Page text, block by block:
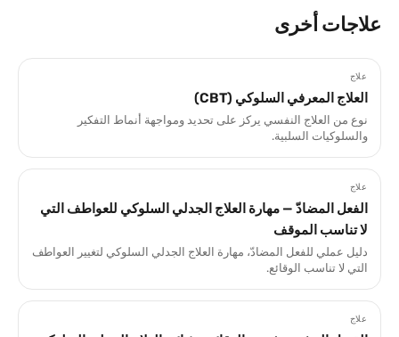
علاجات أخرى
علاج
العلاج المعرفي السلوكي (CBT)
نوع من العلاج النفسي يركز على تحديد ومواجهة أنماط التفكير
والسلوكيات السلبية.
علاج
الفعل المضادّ — مهارة العلاج الجدلي السلوكي للعواطف التي
لا تناسب الموقف
دليل عملي للفعل المضادّ، مهارة العلاج الجدلي السلوكي لتغيير العواطف
التي لا تناسب الوقائع.
علاج